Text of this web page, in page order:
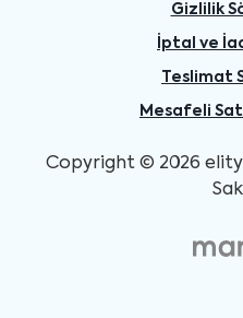
Gizlilik
İptal ve
Teslimat
Mesafeli
Copyright © 2026